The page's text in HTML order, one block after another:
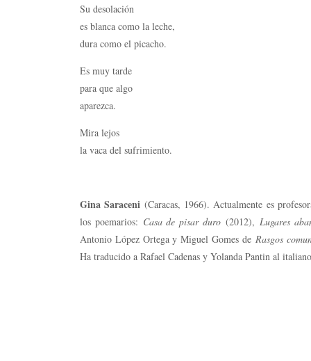
Su desolación
es blanca como la leche,
dura como el picacho.
Es muy tarde
para que algo
aparezca.
Mira lejos
la vaca del sufrimiento.
Gina Saraceni (Caracas, 1966). Actualmente es
los poemarios: Casa de pisar duro (2012), Lugares
Antonio López Ortega y Miguel Gomes de Rasgos
Ha traducido a Rafael Cadenas y Yolanda Pantin al